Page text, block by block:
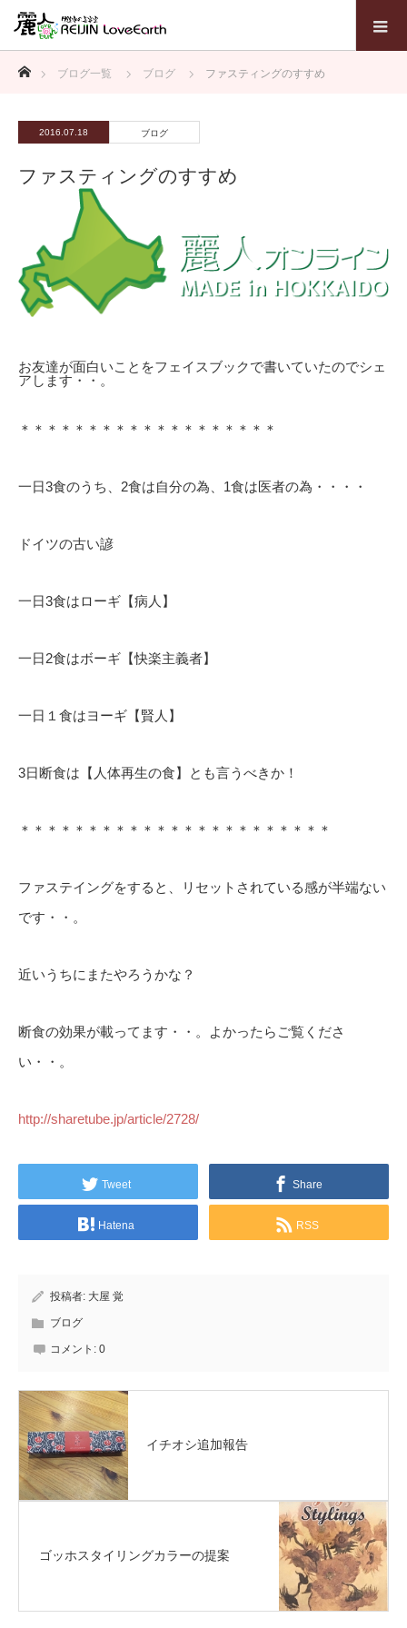
ブログ一覧 ブログ ファスティングのすすめ
2016.07.18 ブログ
ファスティングのすすめ
お友達が面白いことをフェイスブックで書いていたのでシェ
アします・・。
＊＊＊＊＊＊＊＊＊＊＊＊＊＊＊＊＊＊＊
一日3食のうち、2食は自分の為、1食は医者の為・・・・
ドイツの古い諺
一日3食はローギ【病人】
一日2食はボーギ【快楽主義者】
一日１食はヨーギ【賢人】
3日断食は【人体再生の食】とも言うべきか！
＊＊＊＊＊＊＊＊＊＊＊＊＊＊＊＊＊＊＊＊＊＊＊
ファステイングをすると、リセットされている感が半端ない
です・・。
近いうちにまたやろうかな？
断食の効果が載ってます・・。よかったらご覧くださ
い・・。
http://sharetube.jp/article/2728/
Tweet Share
Hatena RSS
投稿者: 大屋 覚
ブログ
コメント: 0
イチオシ追加報告
ゴッホスタイリングカラーの提案